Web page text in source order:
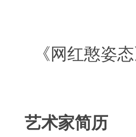
《网红憨姿
艺术家简历